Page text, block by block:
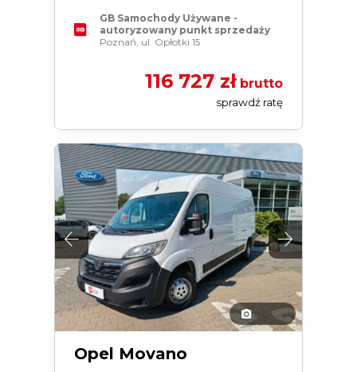
GB Samochody Używane -
autoryzowany punkt sprzedaży
Poznań, ul. Opłotki 15
116 727 złbrutto
sprawdź ratę
Opel Movano